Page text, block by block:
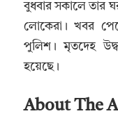
বুধবার সকালে তার
লোকেরা। খবর
পুলিশ। মৃতদেহ
হয়েছে।
About The